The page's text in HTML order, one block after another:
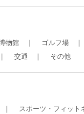
物館 ｜ ゴルフ場
交通 ｜ その他
｜ スポーツ・フィット